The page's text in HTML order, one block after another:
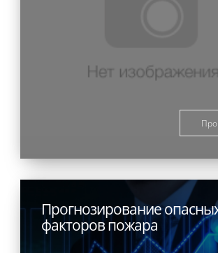
Прогнозирование
факторов пожара